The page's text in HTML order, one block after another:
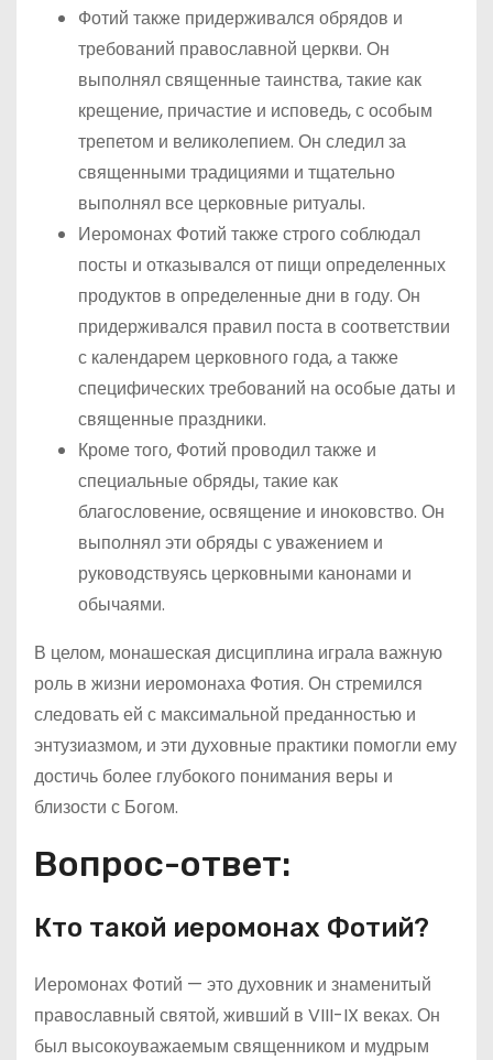
Фотий также придерживался обрядов и
требований православной церкви. Он
выполнял священные таинства, такие как
крещение, причастие и исповедь, с особым
трепетом и великолепием. Он следил за
священными традициями и тщательно
выполнял все церковные ритуалы.
Иеромонах Фотий также строго соблюдал
посты и отказывался от пищи определенных
продуктов в определенные дни в году. Он
придерживался правил поста в соответствии
с календарем церковного года, а также
специфических требований на особые даты и
священные праздники.
Кроме того, Фотий проводил также и
специальные обряды, такие как
благословение, освящение и иноковство. Он
выполнял эти обряды с уважением и
руководствуясь церковными канонами и
обычаями.
В целом, монашеская дисциплина играла важную
роль в жизни иеромонаха Фотия. Он стремился
следовать ей с максимальной преданностью и
энтузиазмом, и эти духовные практики помогли ему
достичь более глубокого понимания веры и
близости с Богом.
Вопрос-ответ:
Кто такой иеромонах Фотий?
Иеромонах Фотий — это духовник и знаменитый
православный святой, живший в VIII-IX веках. Он
был высокоуважаемым священником и мудрым